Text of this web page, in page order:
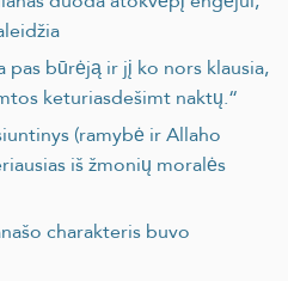
pas būrėją ir jį ko nors klausia,
keturiasdešimt naktų.“
(ramybė ir Allaho
iš žmonių moralės
charakteris buvo